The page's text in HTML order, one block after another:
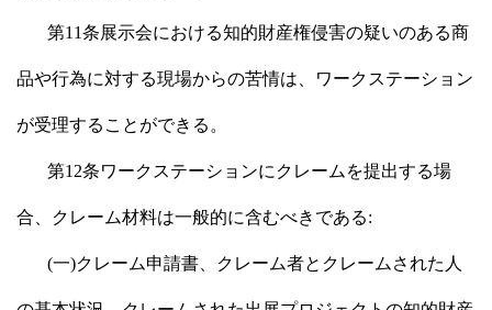
第11条展示会における知的財産権侵害の疑いのある商
品や行為に対する現場からの苦情は、ワークステーション
が受理することができる。
第12条ワークステーションにクレームを提出する場
合、クレーム材料は一般的に含むべきである:
(一)クレーム申請書、クレーム者とクレームされた人